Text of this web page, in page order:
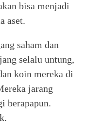
bisa menjadi
aset.
saham dan
selalu untung,
koin mereka di
jarang
berapapun.